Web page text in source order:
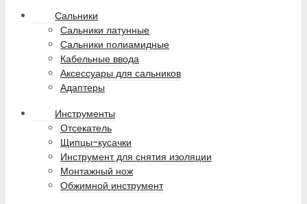
Сальники
Сальники латунные
Сальники полиамидные
Кабельные ввода
Аксессуары для сальников
Адаптеры
Инструменты
Отсекатель
Щипцы-кусачки
Инструмент для снятия изоляции
Монтажный нож
Обжимной инструмент